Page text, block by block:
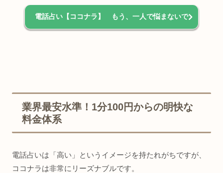
電話占い【ココナラ】 もう、一人で悩まないで
業界最安水準！1分100円からの明快な
料金体系
電話占いは「高い」というイメージを持たれがちですが、
ココナラは非常にリーズナブルです。